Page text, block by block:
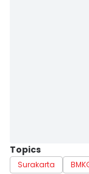
Topics
Surakarta